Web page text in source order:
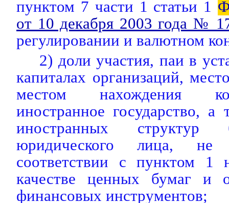
пунктом 7 части 1 статьи 1
от 10 декабря 2003 года №
регулировании и валютном
2) доли участия, паи в
капиталах организаций,
местом нахождения
иностранное государство,
иностранных структур
юридического лица, не
соответствии с пунктом 1
качестве ценных бумаг и
финансовых инструментов;